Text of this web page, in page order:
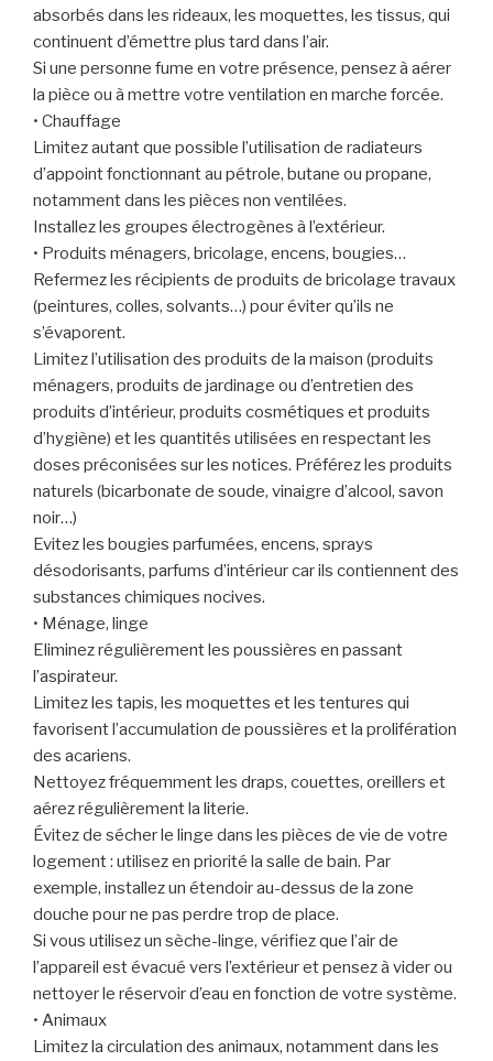
absorbés dans les rideaux, les moquettes, les tissus, qui
continuent d’émettre plus tard dans l’air.
Si une personne fume en votre présence, pensez à aérer
la pièce ou à mettre votre ventilation en marche forcée.
• Chauffage
Limitez autant que possible l’utilisation de radiateurs
d’appoint fonctionnant au pétrole, butane ou propane,
notamment dans les pièces non ventilées.
Installez les groupes électrogènes à l’extérieur.
• Produits ménagers, bricolage, encens, bougies…
Refermez les récipients de produits de bricolage travaux
(peintures, colles, solvants…) pour éviter qu’ils ne
s’évaporent.
Limitez l’utilisation des produits de la maison (produits
ménagers, produits de jardinage ou d’entretien des
produits d’intérieur, produits cosmétiques et produits
d’hygiène) et les quantités utilisées en respectant les
doses préconisées sur les notices. Préférez les produits
naturels (bicarbonate de soude, vinaigre d’alcool, savon
noir…)
Evitez les bougies parfumées, encens, sprays
désodorisants, parfums d’intérieur car ils contiennent des
substances chimiques nocives.
• Ménage, linge
Eliminez régulièrement les poussières en passant
l’aspirateur.
Limitez les tapis, les moquettes et les tentures qui
favorisent l’accumulation de poussières et la prolifération
des acariens.
Nettoyez fréquemment les draps, couettes, oreillers et
aérez régulièrement la literie.
Évitez de sécher le linge dans les pièces de vie de votre
logement : utilisez en priorité la salle de bain. Par
exemple, installez un étendoir au-dessus de la zone
douche pour ne pas perdre trop de place.
Si vous utilisez un sèche-linge, vérifiez que l’air de
l’appareil est évacué vers l’extérieur et pensez à vider ou
nettoyer le réservoir d’eau en fonction de votre système.
• Animaux
Limitez la circulation des animaux, notamment dans les